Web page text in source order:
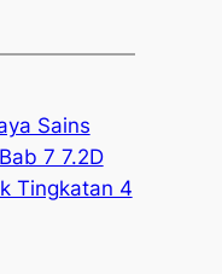
Sains
7 7.2D
Tingkatan 4